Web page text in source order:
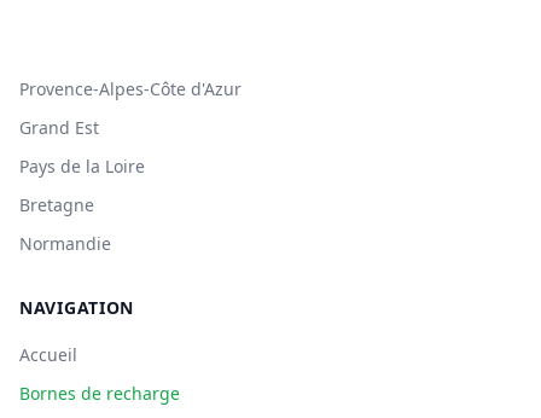
Provence-Alpes-Côte d'Azur
Grand Est
Pays de la Loire
Bretagne
Normandie
NAVIGATION
Accueil
Bornes de recharge